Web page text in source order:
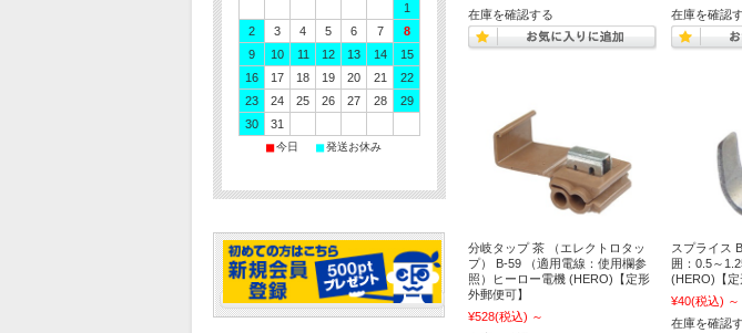
在庫を確認する
在庫を確認
分岐タップ 茶 （エレクトロタッ
プ） B-59 （適用電線：使用欄参
照）ヒーロー電機 (HERO)【定形
外郵便可】
¥528(税込) ～
スプライス
囲：0.5～
(HERO)【定
¥40(税込) ～
在庫を確認
1
2
3 4 5 6 7
8
9
10 11 12 13 14
15
16
17 18 19 20 21
22
23
24 25 26 27 28
29
30
31
■今日 ■発送お休み